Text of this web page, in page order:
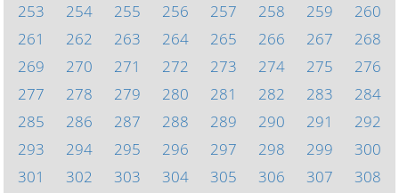
253
254 255 256 257 258 259
260
261
262 263 264 265 266 267
268
269
270 271 272 273 274 275
276
277
278 279 280 281 282 283
284
285
286 287 288 289 290 291
292
293
294 295 296 297 298 299
300
301
302 303 304 305 306 307
308